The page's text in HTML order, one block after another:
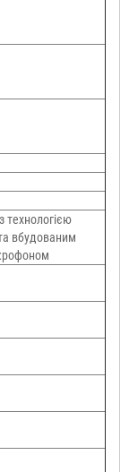
технологією
вбудованим